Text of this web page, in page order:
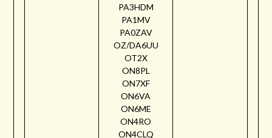
PA3HDM
PA1MV
PA0ZAV
OZ/DA6UU
OT2X
ON8PL
ON7XF
ON6VA
ON6ME
ON4RO
ON4CLQ